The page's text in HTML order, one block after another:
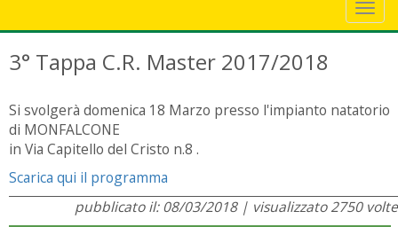
3° Tappa C.R. Master 2017/2018
Si svolgerà domenica 18 Marzo presso l'impianto natatorio
di MONFALCONE
in Via Capitello del Cristo n.8 .
Scarica qui il programma
pubblicato il: 08/03/2018 | visualizzato 2750 volte